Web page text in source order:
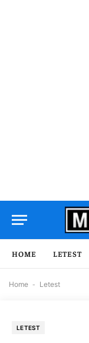
HOME LETEST
Home - Letest
LETEST